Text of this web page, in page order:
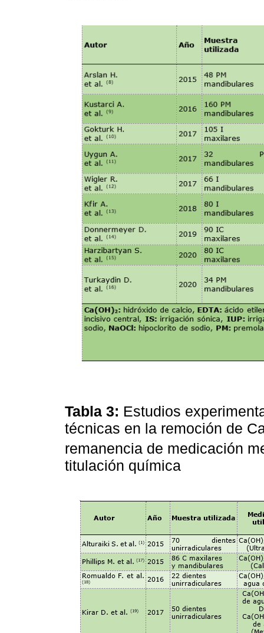
Tabla 3: Estudios
técnicas en la remoción de
remanencia de medicación
titulación química